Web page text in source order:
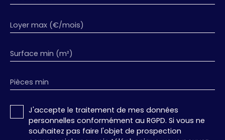
Loyer max (€/mois)
Surface min (m²)
Pièces min
J'accepte le traitement de mes données
personnelles conformément au RGPD. Si vous ne
souhaitez pas faire l'objet de prospection